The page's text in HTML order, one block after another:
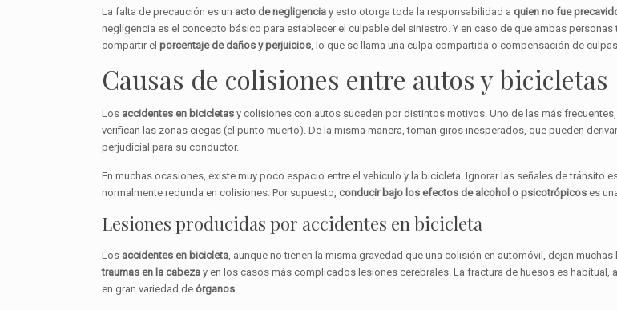
La falta de precaución es un acto de negligencia y esto otorga toda la responsabilidad a quien no fue
negligencia es el concepto básico para establecer el culpable del siniestro. Y en caso de que ambas
compartir elporcentaje de daños y perjuicios , lo que se llama una culpa compartida o compensación de culpas.
Causas de colisiones entre autos y bicicletas
Los accidentes en bicicletas y colisiones con autos suceden por distintos motivos. Uno de las más
verifican las zonas ciegas (el punto muerto). De la misma manera, toman giros inesperados, que pueden
perjudicial para su conductor.
En muchas ocasiones, existe muy poco espacio entre el vehículo y la bicicleta. Ignorar las señales de tránsito
normalmente redunda en colisiones. Por supuesto, conducir bajo los efectos de alcohol o psicotrópicos es
Lesiones producidas por accidentes en bicicleta
Los accidentes en bicicleta , aunque no tienen la misma gravedad que una colisión en automóvil, dejan
traumas en la cabezay en los casos más complicados lesiones cerebrales. La fractura de huesos es habitual,
en gran variedad de órganos